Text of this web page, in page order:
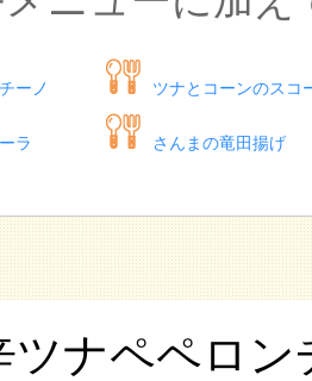
ーノ ツナとコーンのスコ
ラ さんまの竜田揚げ
ツナペペロン